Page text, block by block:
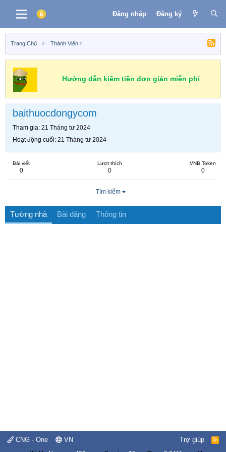
Đăng nhập Đăng ký
Trang Chủ Thành Viên
Hướng dẫn kiếm tiền đơn giản miễn phí
baithuocdongycom
Tham gia 21 Tháng tư 2024
Hoạt động cuối 21 Tháng tư 2024
Bài viết
0
Lượt thích
0
VNB Token
0
Tìm kiếm
Tường nhà Bài đăng Thông tin
CNG - One VN Trợ giúp
R